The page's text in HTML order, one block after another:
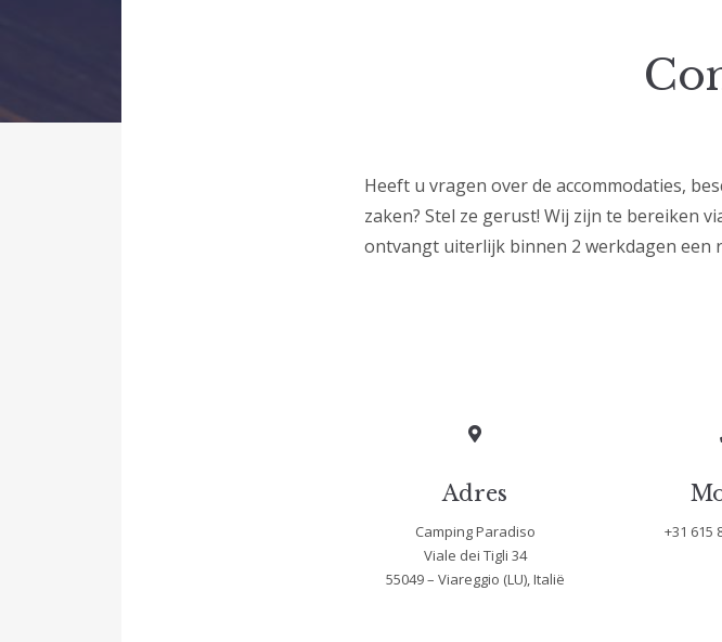
Heeft u vragen over de accommodaties,
zaken? Stel ze gerust! Wij zijn te bereiken
ontvangt uiterlijk binnen 2 werkdagen een
Adres
Camping Paradiso
Viale dei Tigli 34
55049 – Viareggio (LU), Italië
+31 615